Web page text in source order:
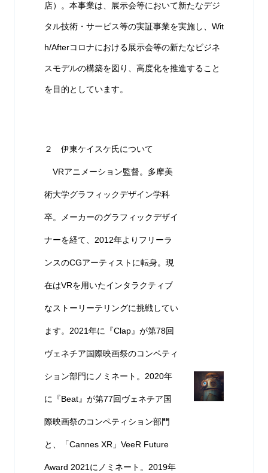
店）。本事業は、展示会等において新たなデジ
タル技術・サービス等の実証事業を実施し、Wit
h/Afterコロナにおける展示会等の新たなビジネ
スモデルの構築を図り、高度化を推進すること
を目的としています。
２ 伊東ケイスケ氏について
VRアニメーション監督。多摩美
術大学グラフィックデザイン学科
卒。メーカーのグラフィックデザイ
ナーを経て、2012年よりフリーラ
ンスのCGアーティストに転身。現
在はVRを用いたインタラクティブ
なストーリーテリングに挑戦してい
ます。2021年に『Clap』が第78回
ヴェネチア国際映画祭のコンペティ
ション部門にノミネート。2020年
に『Beat』が第77回ヴェネチア国
際映画祭のコンペティション部門
と、「Cannes XR」VeeR Future
Award 2021にノミネート。2019年